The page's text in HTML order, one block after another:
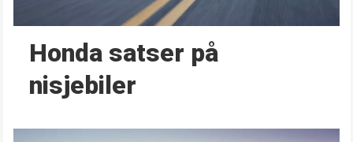
Honda satser på
nisjebiler